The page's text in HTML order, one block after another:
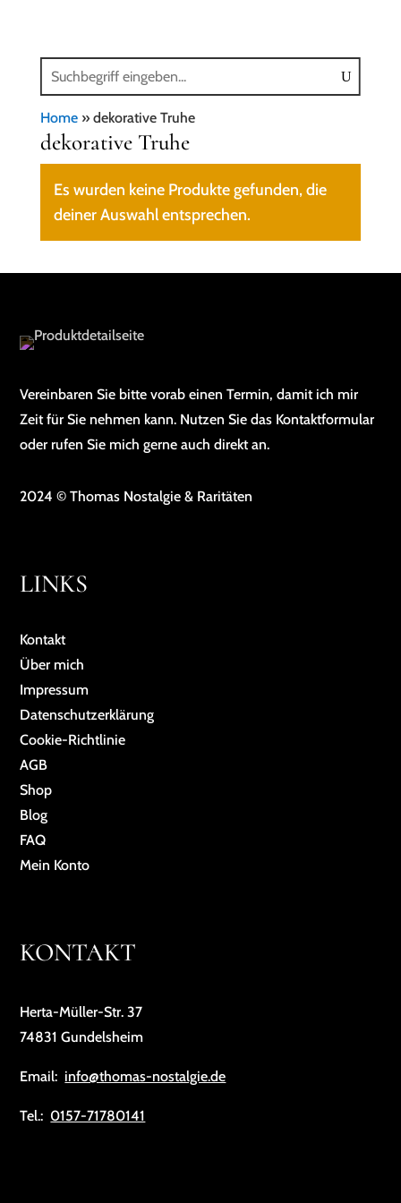
Home» dekorative Truhe
dekorative Truhe
Es wurden keine Produkte gefunden, die
deiner Auswahl entsprechen.
Vereinbaren Sie bitte vorab einen Termin, damit ich mir
Zeit für Sie nehmen kann. Nutzen Sie das Kontaktformular
oder rufen Sie mich gerne auch direkt an.
2024 © Thomas Nostalgie & Raritäten
LINKS
Kontakt
Über mich
Impressum
Da­ten­schutz­er­klä­rung
Cookie-Richtlinie
AGB
Shop
Blog
FAQ
Mein Konto
KONTAKT
Herta-Müller-Str. 37
74831 Gundelsheim
Email: info@thomas-nostalgie.de
Tel.: 0157-71780141